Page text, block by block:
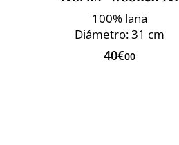
100% lana
Diámetro: 31 cm
40€00